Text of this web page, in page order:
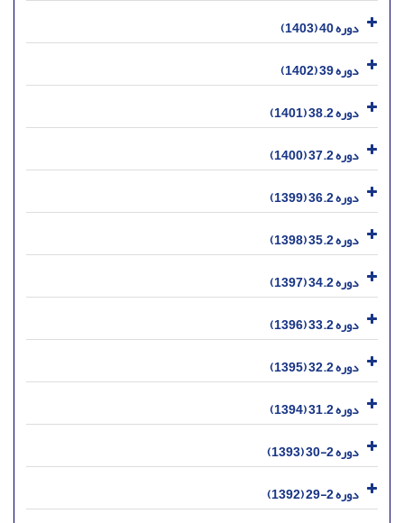
دوره 40 (1403)
دوره 39 (1402)
دوره 38.2 (1401)
دوره 37.2 (1400)
دوره 36.2 (1399)
دوره 35.2 (1398)
دوره 34.2 (1397)
دوره 33.2 (1396)
دوره 32.2 (1395)
دوره 31.2 (1394)
دوره 2-30 (1393)
دوره 2-29 (1392)